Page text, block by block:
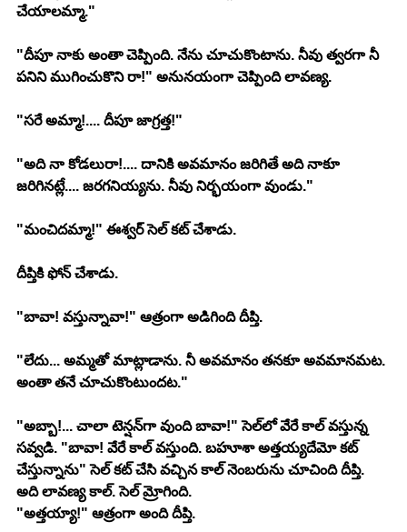
చేయాలమ్మా."
"దీపూ నాకు అంతా చెప్పింది. నేను చూచుకొంటాను. నీవు త్వరగా నీ
పనిని ముగించుకొని రా!" అనునయంగా చెప్పింది లావణ్య.
"సరే అమ్మా!.... దీపూ జాగ్రత్త!"
"అది నా కోడలురా!.... దానికి అవమానం జరిగితే అది నాకూ
జరిగినట్లే.... జరగనియ్యను. నీవు నిర్భయంగా వుండు."
"మంచిదమ్మా!" ఈశ్వర్ సెల్ కట్ చేశాడు.
దీప్తికి ఫోన్ చేశాడు.
"బావా! వస్తున్నావా!" ఆత్రంగా అడిగింది దీప్తి.
"లేదు... అమ్మతో మాట్లాడాను. నీ అవమానం తనకూ అవమానమట.
అంతా తనే చూచుకొంటుందట."
"అబ్బా!... చాలా టెన్షన్‍గా వుంది బావా!" సెల్‍లో వేరే కాల్ వస్తున్న
సవ్వడి. "బావా! వేరే కాల్ వస్తుంది. బహూశా అత్తయ్యదేమో కట్
చేస్తున్నాను" సెల్ కట్ చేసి వచ్చిన కాల్ నెంబరును చూచింది దీప్తి.
అది లావణ్య కాల్. సెల్ మ్రోగింది.
"అత్తయ్యా!" ఆత్రంగా అంది దీప్తి.